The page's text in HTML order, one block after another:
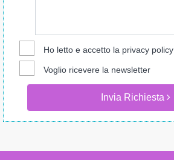
Ho letto e accetto la privacy policy
Voglio ricevere la newsletter
Invia Richiesta